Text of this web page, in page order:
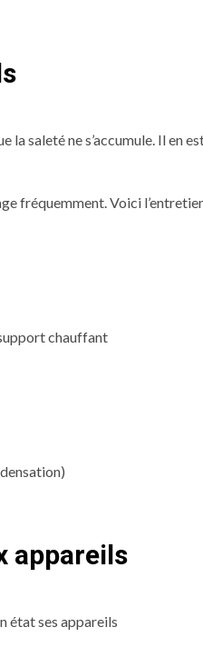
saleté ne s’accumule. Il en
fréquemment. Voici
chauffant
appareils
état ses appareils